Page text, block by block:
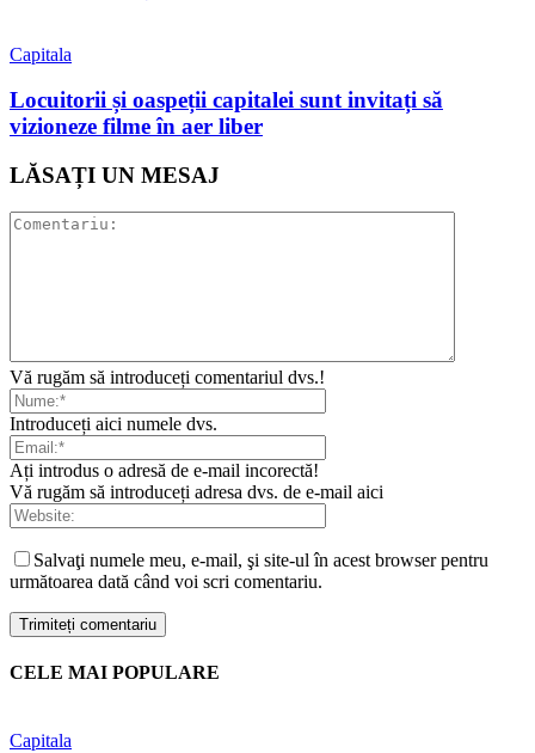
Capitala
Locuitorii și oaspeții capitalei sunt invitați să
vizioneze filme în aer liber
LĂSAȚI UN MESAJ
Vă rugăm să introduceți comentariul dvs.!
Introduceți aici numele dvs.
Ați introdus o adresă de e-mail incorectă!
Vă rugăm să introduceți adresa dvs. de e-mail aici
Salvaţi numele meu, e-mail, şi site-ul în acest browser pentru
următoarea dată când voi scri comentariu.
CELE MAI POPULARE
Capitala